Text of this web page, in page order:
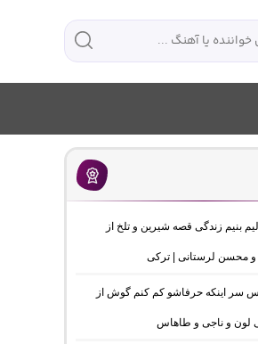
بنیم زندگی قصه شیرین و تلخ از
محسن لرستانی | ترکی
سر اینکه حرفاشو کم کنم گوش از
و ناجی و طاهاس